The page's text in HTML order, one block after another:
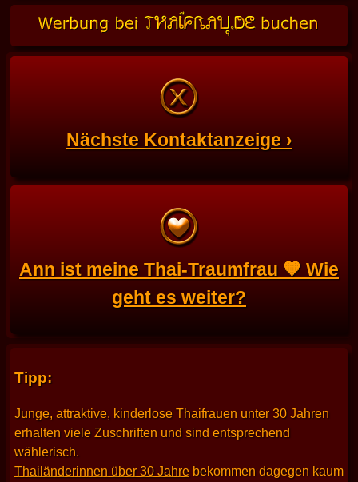
Nächste Kontaktanzeige ›
Ann ist meine Thai-Traumfrau 🧡 Wie
geht es weiter?
Tipp:
Junge, attraktive, kinderlose Thaifrauen unter 30 Jahren
erhalten viele Zuschriften und sind entsprechend
wählerisch.
Thailänderinnen über 30 Jahre bekommen dagegen kaum